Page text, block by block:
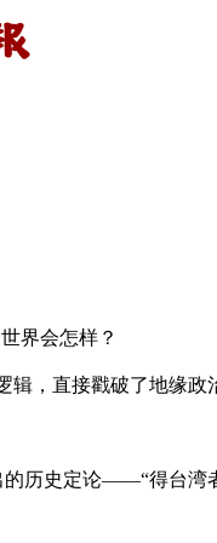
界会怎样？
，直接戳破了地缘政
历史定论——“得台湾